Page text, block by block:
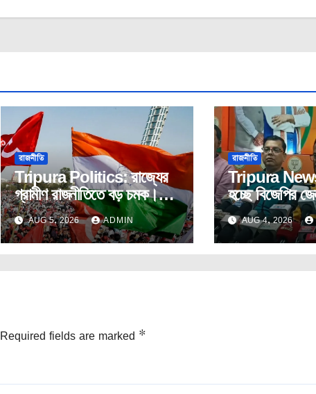
রাজনীতি
Tripura Politics: রাজ্যের
গ্রামীণ রাজনীতিতে বড় চমক।
কংগ্রেস – সিপিআইএম যৌথ
ভাবে দখল করলো পঞ্চায়েত।
AUG 5, 2026 ADMIN
রাজনীতি
Tripura
হচ্ছে বিজেপির
কর্মসূচি।
AUG 4, 2026
Required fields are marked *